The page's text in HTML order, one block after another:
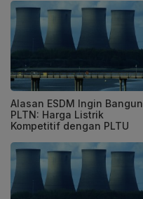
Alasan ESDM Ingin Bangun
PLTN: Harga Listrik
Kompetitif dengan PLTU